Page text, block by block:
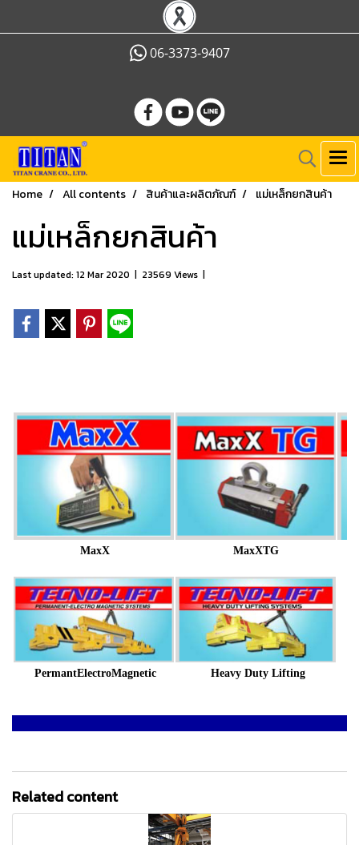
06-3373-9407
Home All contents สินค้าและผลิตภัณฑ์ แม่เหล็กยกสินค้า
แม่เหล็กยกสินค้า
Last updated: 12 Mar 2020 | 23569 Views |
MaxX MaxXTG
PermantElectroMagnetic Heavy Duty Lifting
Related content